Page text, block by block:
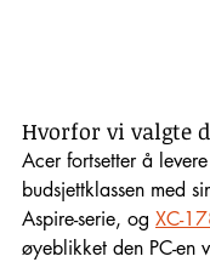
Hvorfor vi valgte
Acer fortsetter å
budsjettklassen med
Aspire-serie, og XC-
øyeblikket den PC-en